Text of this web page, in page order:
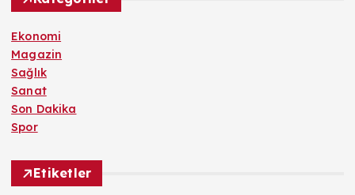
Ekonomi
Magazin
Sağlık
Sanat
Son Dakika
Spor
Etiketler